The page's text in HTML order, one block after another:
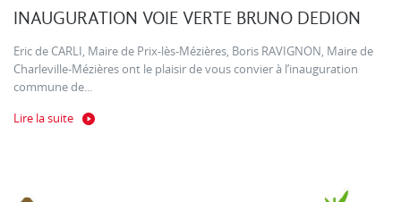
INAUGURATION VOIE VERTE BRUNO DEDION
Eric de CARLI, Maire de Prix-lès-Mézières, Boris RAVIGNON, Maire de
Charleville-Mézières ont le plaisir de vous convier à l’inauguration
commune de...
Lire la suite